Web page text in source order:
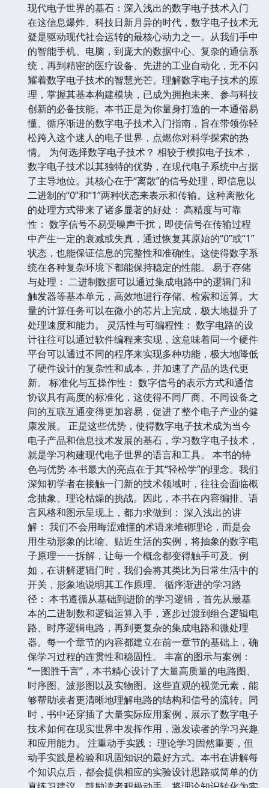
现代电子世界的基石：深入浅出的数字电子技术入门
在这信息爆炸、科技日新月异的时代，数字电子技术无
疑是驱动现代社会运转的最核心动力之一。从我们手中
的智能手机、电脑，到庞大的数据中心、复杂的通信系
统，再到精密的医疗设备、先进的工业自动化，无不闪
耀着数字电子技术的智慧光芒。理解数字电子技术的原
理，掌握其基本构建模块，已成为拥抱未来、参与科技
创新的必备技能。本书正是为你量身打造的一本通俗易
懂、循序渐进的数字电子技术入门指南，旨在带领你轻
松跨入这个迷人的电子世界，点燃你对科学探索的热
情。 为何选择数字电子技术？ 相较于模拟电子技术，
数字电子技术以其独特的优势，在现代电子系统中占据
了主导地位。其核心在于“离散”的信号处理，即信息以
二进制的“0”和“1”两种状态来表示和传输。这种离散化
的处理方式带来了诸多显著的好处： 高精度与可靠
性： 数字信号不易受噪声干扰，即使信号在传输过程
中产生一定的衰减或失真，通过恢复其原始的“0”或“1”
状态，也能保证信息的完整性和准确性。这使得数字系
统在各种复杂环境下都能保持稳定的性能。 易于存储
与处理： 二进制数据可以通过集成电路中的逻辑门和
触发器等基本单元，高效地进行存储、检索和运算。大
量的计算任务可以在微小的芯片上完成，极大地提升了
处理速度和能力。 灵活性与可编程性： 数字电路的设
计往往可以通过软件编程来实现，这意味着同一个硬件
平台可以通过不同的程序来实现多种功能，极大地降低
了硬件设计的复杂性和成本，并加速了产品的迭代更
新。 标准化与互操作性： 数字信号的表示方式和通信
协议具有高度的标准化，这使得不同厂商、不同设备之
间的互联互通变得更加容易，促进了整个电子产业的健
康发展。 正是这些优势，使得数字电子技术成为当今
电子产品和信息技术发展的基石，学习数字电子技术，
就是学习构建现代电子世界的语言和工具。 本书的特
色与优势 本书最大的亮点在于其“轻松学”的理念。我们
深知初学者在接触一门新的技术领域时，往往会面临概
念抽象、理论枯燥的挑战。因此，本书在内容编排、语
言风格和图示呈现上，都力求做到： 深入浅出的讲
解： 我们不会用晦涩难懂的术语来堆砌理论，而是会
用生动形象的比喻、贴近生活的实例，将抽象的数字电
子原理一一拆解，让每一个概念都变得触手可及。例
如，在讲解逻辑门时，我们会将其类比为日常生活中的
开关，形象地说明其工作原理。 循序渐进的学习路
径： 本书遵循从基础到进阶的学习逻辑，首先从最基
本的二进制数和逻辑运算入手，逐步过渡到组合逻辑电
路、时序逻辑电路，再到更复杂的集成电路和微处理
器。每一个章节的内容都建立在前一章节的基础上，确
保学习过程的连贯性和稳固性。 丰富的图示与案例：
“一图胜千言”，本书精心设计了大量高质量的电路图、
时序图、波形图以及实物图。这些直观的视觉元素，能
够帮助读者更清晰地理解电路的结构和信号的流转。同
时，书中还穿插了大量实际应用案例，展示了数字电子
技术如何在现实世界中发挥作用，激发读者的学习兴趣
和应用能力。 注重动手实践： 理论学习固然重要，但
动手实践是检验和巩固知识的最好方式。本书在讲解每
个知识点后，都会提供相应的实验设计思路或简单的仿